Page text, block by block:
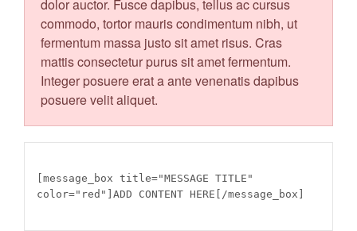
dolor auctor. Fusce dapibus, tellus ac cursus
commodo, tortor mauris condimentum nibh, ut
fermentum massa justo sit amet risus. Cras
mattis consectetur purus sit amet fermentum.
Integer posuere erat a ante venenatis dapibus
posuere velit aliquet.
[message_box title="MESSAGE TITLE"
color="red"]ADD CONTENT HERE[/message_box]